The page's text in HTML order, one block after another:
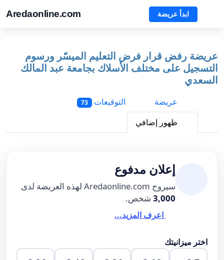
Aredaonline.com ابدأ عريضة
عريضة رفض قرار فرض التعليم الميسّر ورسوم
التسجيل على مختلف الأسلاك بجامعة عبد المالك
السعدي
عريضة
التوقيعات 73
ظهور إضافي
إعلان مدفوع
سيروج Aredaonline.com لهذه العريضة لدى
3,000 شخص.
اعرف المزيد...
اختر ميزانيتك